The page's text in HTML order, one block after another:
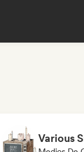
Various